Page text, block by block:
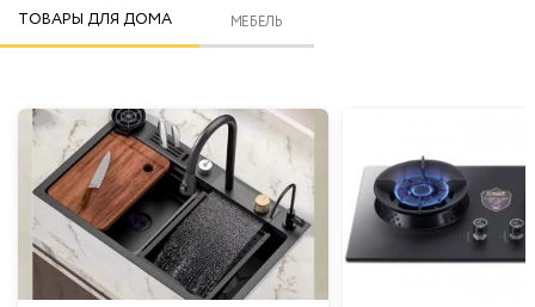
ТОВАРЫ ДЛЯ ДОМА МЕБЕЛЬ